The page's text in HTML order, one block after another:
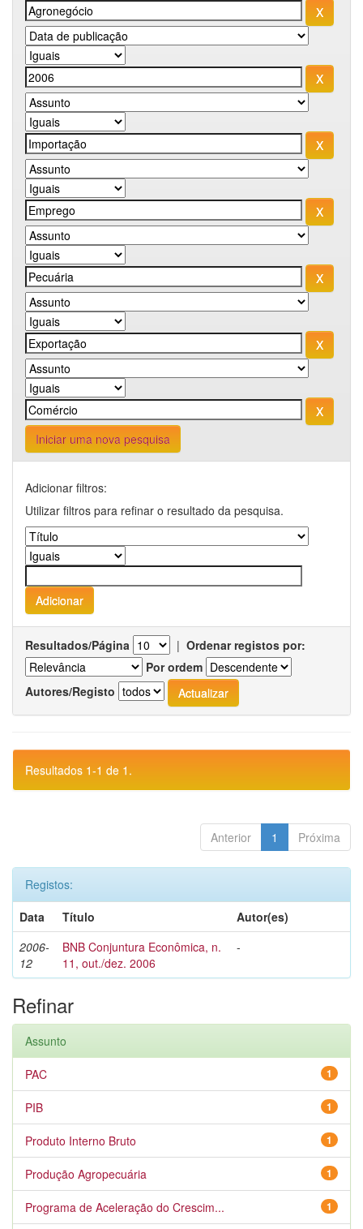
Iniciar uma nova pesquisa
Adicionar filtros:
Utilizar filtros para refinar o resultado da pesquisa.
Resultados/Página | Ordenar registos por:
Por ordem
Autores/Registo
Resultados 1-1 de 1.
Anterior 1 Próxima
Registos:
Data
Título
Autor(es)
2006-
12
BNB Conjuntura Econômica, n.
11, out./dez. 2006
-
Refinar
Assunto
1
PAC
1
PIB
1
Produto Interno Bruto
1
Produção Agropecuária
1
Programa de Aceleração do Crescim...